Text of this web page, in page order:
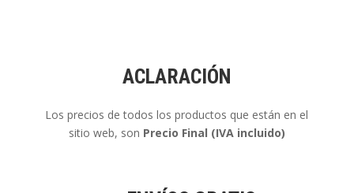
ACLARACIÓN
Los precios de todos los productos que están en el
sitio web, son Precio Final (IVA incluido)